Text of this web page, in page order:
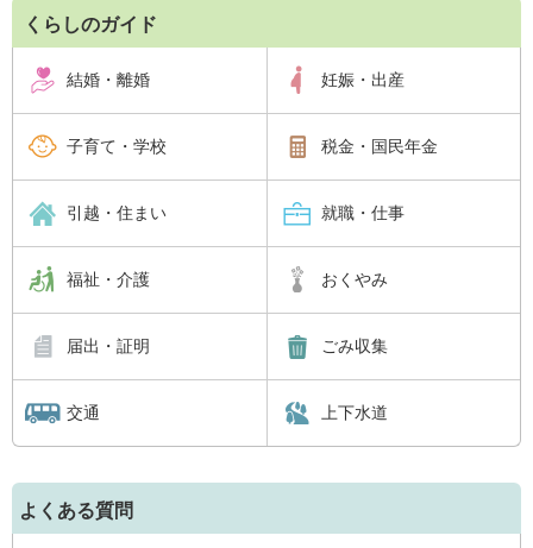
くらしのガイド
結婚・離婚 妊娠・出産
子育て・学校 税金・国民年金
引越・住まい 就職・仕事
福祉・介護 おくやみ
届出・証明 ごみ収集
交通 上下水道
よくある質問